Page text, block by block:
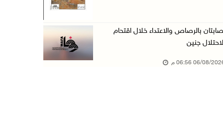
"النقل والمواصلات" تطلق حملة لترخيص الجرارات ...
بالرصاص والاعتداء خلال اقتحام
جنين
08/2026 06:56 م